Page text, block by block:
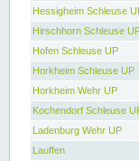
Hessigheim Schleuse
Hirschhorn Schleuse
Hofen Schleuse UP
Horkheim Schleuse UP
Horkheim Wehr UP
Kochendorf Schleuse
Ladenburg Wehr UP
Lauffen